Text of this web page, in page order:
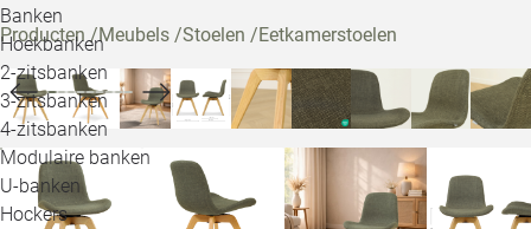
Banken
Hoekbanken
2-zitsbanken
3-zitsbanken
4-zitsbanken
Modulaire banken
U-banken
Hockers
Producten/Meubels /Stoelen /Eetkamerstoelen